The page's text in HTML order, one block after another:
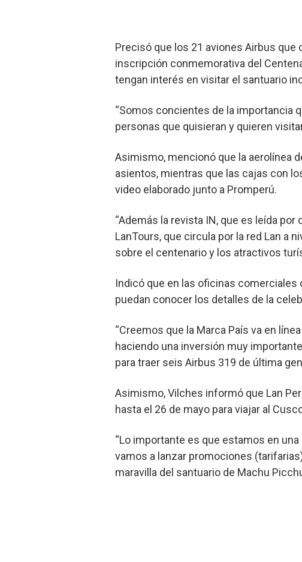
Precisó que los 21 aviones Airbus que
inscripción conmemorativa del
tengan interés en visitar el santuario
“Somos concientes de la importancia
personas que quisieran y quieren
Asimismo, mencionó que la aerolínea
asientos, mientras que las cajas con
video elaborado junto a Promperú.
“Además la revista IN, que es leída
LanTours, que circula por la red Lan a
sobre el centenario y los atractivos
Indicó que en las oficinas comerciales
puedan conocer los detalles de la
“Creemos que la Marca País va en
haciendo una inversión muy
para traer seis Airbus 319 de última
Asimismo, Vilches informó que Lan
hasta el 26 de mayo para viajar al
“Lo importante es que estamos en
vamos a lanzar promociones
maravilla del santuario de Machu